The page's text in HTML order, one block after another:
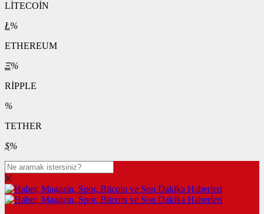
LİTECOİN
Ł%
ETHEREUM
Ξ%
RİPPLE
%
TETHER
$%